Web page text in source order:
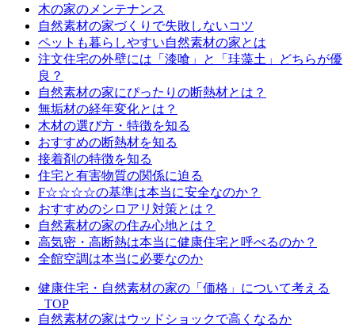
木の家のメンテナンス
自然素材の家づくりで失敗しないコツ
ペットも暮らしやすい自然素材の家とは
注文住宅の外壁には「漆喰」と「珪藻土」どちらが優
良？
自然素材の家にぴったりの断熱材とは？
無垢材の経年変化とは？
木材の選び方・特徴を知る
おすすめの断熱材を知る
接着剤の特徴を知る
住宅と有害物質の関係に迫る
F☆☆☆☆の基準は本当に安全なのか？
おすすめのシロアリ対策とは？
自然素材の家の住み心地とは？
高気密・高断熱は本当に健康住宅と呼べるのか？
全館空調は本当に必要なのか
健康住宅・自然素材の家の「価格」について考える
_TOP
自然素材の家はウッドショックで高くなるか